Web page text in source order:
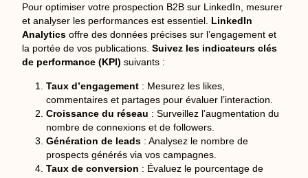
Pour optimiser votre prospection B2B sur LinkedIn, mesurer
et analyser les performances est essentiel. LinkedIn
Analyticsoffre des données précises sur l’engagement et
la portée de vos publications. Suivez les indicateurs clés
de performance (KPI) suivants :
Taux d’engagement: Mesurez les likes,
commentaires et partages pour évaluer l’interaction.
Croissance du réseau : Surveillez l’augmentation du
nombre de connexions et de followers.
Génération de leads: Analysez le nombre de
prospects générés via vos campagnes.
Taux de conversion : Évaluez le pourcentage de